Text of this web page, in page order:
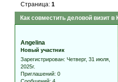
Как совместить деловой визит
Страница:1
Angelina
Новый участник
Зарегистрирован: Четверг, 31 июля,
2025г.
Приглашений: 0